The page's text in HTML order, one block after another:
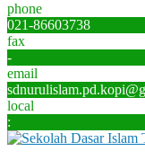
phone
021-86603738
fax
-
email
local
: